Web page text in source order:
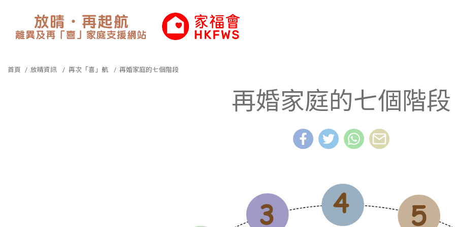
首頁 放晴資訊 再次「喜」航 再婚家庭的七個階段
再婚家庭的七個階段